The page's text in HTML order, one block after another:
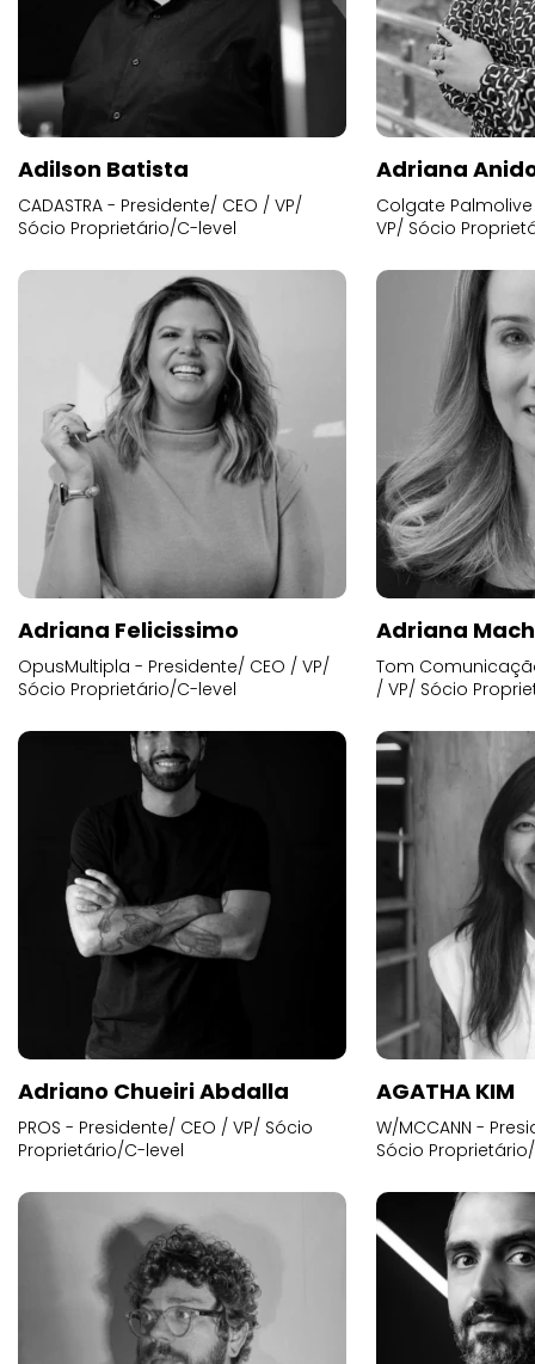
Adilson Batista
CADASTRA - Presidente/ CEO / VP/
Sócio Proprietário/C-level
Adriana
Colgate
VP/ Sócio
Adriana Felicissimo
OpusMultipla - Presidente/ CEO / VP/
Sócio Proprietário/C-level
Adriana
Tom
/ VP/ Sócio
Adriano Chueiri Abdalla
PROS - Presidente/ CEO / VP/ Sócio
Proprietário/C-level
AGATHA KIM
W/MCCANN -
Sócio